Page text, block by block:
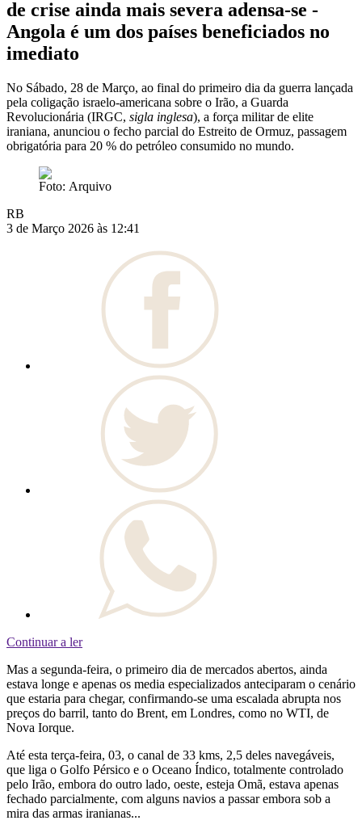
de crise ainda mais severa adensa-se -
Angola é um dos países beneficiados no
imediato
No Sábado, 28 de Março, ao final do primeiro dia da guerra lançada
pela coligação israelo-americana sobre o Irão, a Guarda
Revolucionária (IRGC, sigla inglesa), a força militar de elite
iraniana, anunciou o fecho parcial do Estreito de Ormuz, passagem
obrigatória para 20 % do petróleo consumido no mundo.
Foto: Arquivo
RB
3 de Março 2026 às 12:41
Continuar a ler
Mas a segunda-feira, o primeiro dia de mercados abertos, ainda
estava longe e apenas os media especializados anteciparam o cenário
que estaria para chegar, confirmando-se uma escalada abrupta nos
preços do barril, tanto do Brent, em Londres, como no WTI, de
Nova Iorque.
Até esta terça-feira, 03, o canal de 33 kms, 2,5 deles navegáveis,
que liga o Golfo Pérsico e o Oceano Índico, totalmente controlado
pelo Irão, embora do outro lado, oeste, esteja Omã, estava apenas
fechado parcialmente, com alguns navios a passar embora sob a
mira das armas iranianas...